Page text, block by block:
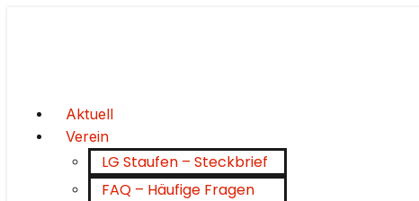
Aktuell
Verein
LG Staufen – Steckbrief
FAQ – Häufige Fragen